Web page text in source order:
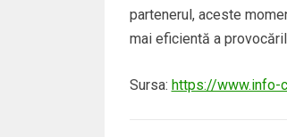
partenerul, aceste
mai eficientă a
Sursa: https://www.info-